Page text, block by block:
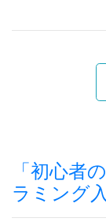
「初心者
ラミング